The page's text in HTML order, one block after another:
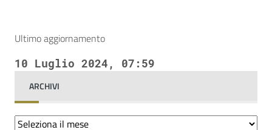
ARCHIVI
Archivi
Ultimo aggiornamento
10 Luglio 2024, 07:59